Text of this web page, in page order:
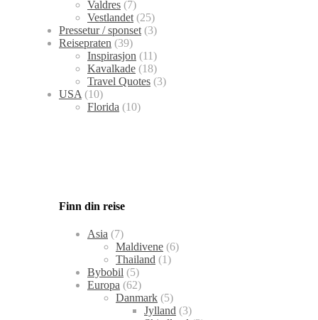
Valdres (7)
Vestlandet (25)
Pressetur / sponset (3)
Reisepraten (39)
Inspirasjon (11)
Kavalkade (18)
Travel Quotes (3)
USA (10)
Florida (10)
Finn din reise
Asia (7)
Maldivene (6)
Thailand (1)
Bybobil (5)
Europa (62)
Danmark (5)
Jylland (3)